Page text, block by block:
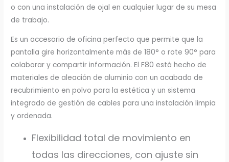
o con una instalación de ojal en cualquier lugar de su mesa
de trabajo.
Es un accesorio de oficina perfecto que permite que la
pantalla gire horizontalmente más de 180° o rote 90° para
colaborar y compartir información. El F80 está hecho de
materiales de aleación de aluminio con un acabado de
recubrimiento en polvo para la estética y un sistema
integrado de gestión de cables para una instalación limpia
y ordenada.
Flexibilidad total de movimiento en
todas las direcciones, con ajuste sin